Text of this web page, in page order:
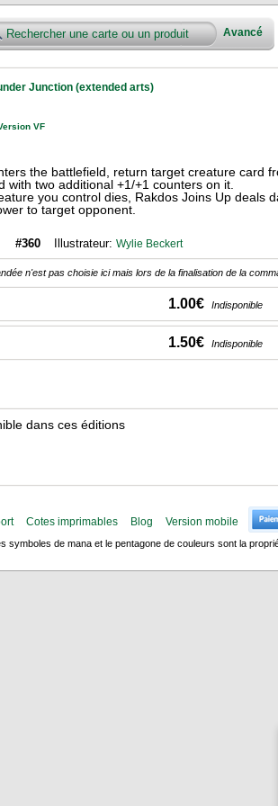
Avancé
Junction (extended arts)
VF
the battlefield, return target creature card
with two additional +1/+1 counters on it.
you control dies, Rakdos Joins Up deals
to target opponent.
#360 Illustrateur: Wylie Beckert
n'est pas choisie ici mais lors de la finalisation de la
1.00€ Indisponible
1.50€ Indisponible
dans ces éditions
Cotes imprimables Blog Version mobile
de mana et le pentagone de couleurs sont la